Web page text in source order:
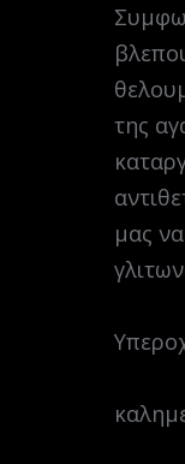
της
μας